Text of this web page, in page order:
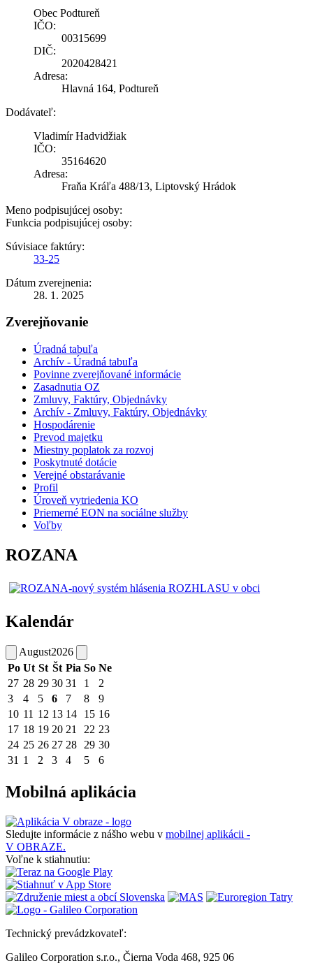
Obec Podtureň
IČO:
00315699
DIČ:
2020428421
Adresa:
Hlavná 164, Podtureň
Dodávateľ:
Vladimír Hadvidžiak
IČO:
35164620
Adresa:
Fraňa Kráľa 488/13, Liptovský Hrádok
Meno podpisujúcej osoby:
Funkcia podpisujúcej osoby:
Súvisiace faktúry:
33-25
Dátum zverejnenia:
28. 1. 2025
Zverejňovanie
Úradná tabuľa
Archív - Úradná tabuľa
Povinne zverejňované informácie
Zasadnutia OZ
Zmluvy, Faktúry, Objednávky
Archív - Zmluvy, Faktúry, Objednávky
Hospodárenie
Prevod majetku
Miestny poplatok za rozvoj
Poskytnuté dotácie
Verejné obstarávanie
Profil
Úroveň vytriedenia KO
Priemerné EON na sociálne služby
Voľby
ROZANA
Kalendár
August2026
Po Ut St Št Pia So Ne
27 28 29 30 31 1
2
3
4 5 6 7 8
9
10 11 12 13 14 15 16
17 18 19 20 21 22 23
24 25 26 27 28 29 30
31 1 2 3 4 5 6
Mobilná aplikácia
Sledujte informácie z nášho webu v mobilnej aplikácii -
V OBRAZE.
Voľne k stiahnutiu:
Technický prevádzkovateľ:
Galileo Corporation s.r.o., Čierna Voda 468, 925 06